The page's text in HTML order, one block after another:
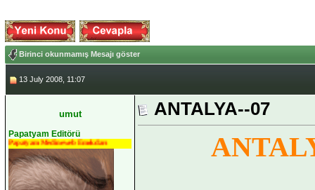
Birinci okunmamış Mesajı göster
13 July 2008, 11:07
umut
Papatyam Editörü
Papatyam Medineweb Emekdarı
ANTALYA--07